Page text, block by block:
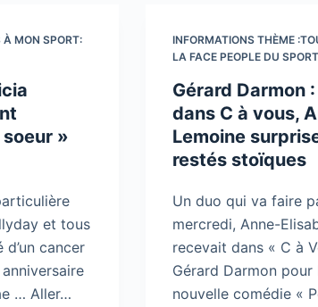
À MON SPORT:
»
et tous
cancer
… Aller…
INFORMATIONS THÈME
LA FACE PEOPLE DU
Gérard Darmon
dans C à vous,
Lemoine
restés stoïques
Un duo qui va faire
mercredi, Anne-
recevait dans « C à
Gérard Darmon
nouvelle comédie «